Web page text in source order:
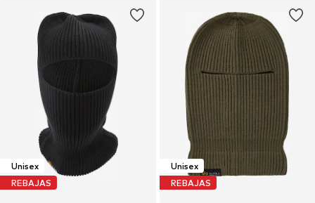
Unisex
REBAJAS
Unisex
REBAJAS